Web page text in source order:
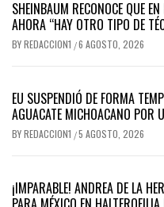
SHEINBAUM RECONOCE QUE
AHORA “HAY OTRO TIPO DE
BYREDACCION1 /6 AGOSTO, 2026
EU SUSPENDIÓ DE FORMA
AGUACATE MICHOACANO POR
BYREDACCION1 /5 AGOSTO, 2026
¡IMPARABLE! ANDREA DE LA